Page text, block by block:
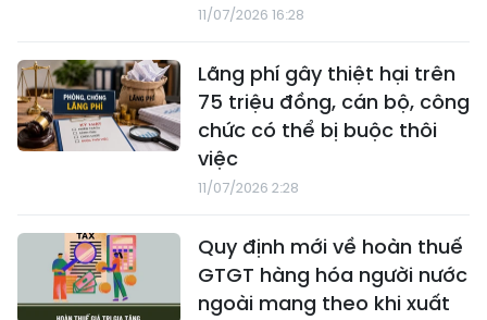
11/07/2026 16:28
Lãng phí gây thiệt hại trên
75 triệu đồng, cán bộ, công
chức có thể bị buộc thôi
việc
11/07/2026 2:28
Quy định mới về hoàn thuế
GTGT hàng hóa người nước
ngoài mang theo khi xuất